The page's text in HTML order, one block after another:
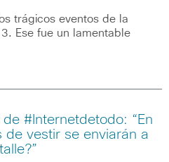
trágicos eventos de la
Ese fue un lamentable
#Internetdetodo: “En
de vestir se enviarán a